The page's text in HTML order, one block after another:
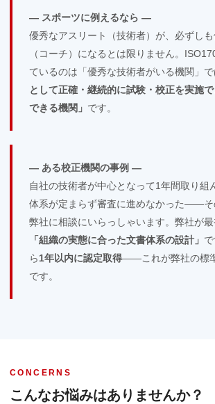
— スポーツに例えるなら —
優秀なアスリート（技術者）が、必ずし
（コーチ）になるとは限りません。
ているのは「優秀な技術者がいる機関」で
として正確・継続的に試験・校正を実施
できる機関」 です。
— ある校正機関の事例 —
自社の技術者が中心となって1年間取り組
体系が定まらず審査に進めなかった——そ
弊社に相談にいらっしゃいます。弊社が
「組織の実態に合った文書体系の設計」
ら1年以内に認定取得——これが弊社の標
です。
CONCERNS
こんなお悩みはありませんか？